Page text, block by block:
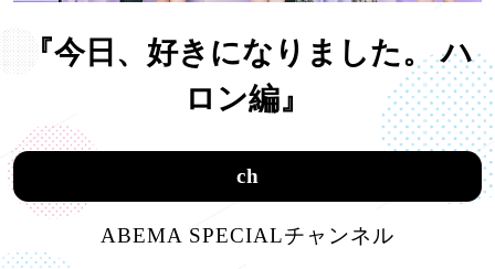
『今日、好きになりました。 ハ
ロン編』
ch
ABEMA SPECIALチャンネル